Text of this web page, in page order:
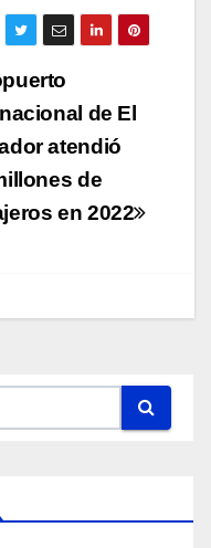
de El
atendió
de
en 2022